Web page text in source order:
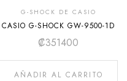
G-SHOCK DE CASIO
CASIO G-SHOCK GW-9500-1D
₡351400
AÑADIR AL CARRITO